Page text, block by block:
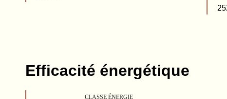
Efficacité énergétique